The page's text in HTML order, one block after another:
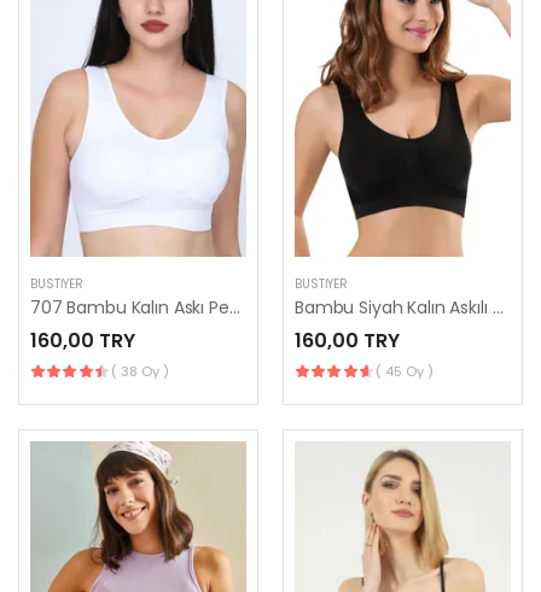
BUSTIYER
707 Bambu Kalın Askı Pedli Büstiyer
160,00 TRY
( 38 Oy )
BUSTIYER
Bambu Siyah Kalın Askılı Büyük Beden Pedli Büstiyer / Spor Sütyen 707
160,00 TRY
( 45 Oy )